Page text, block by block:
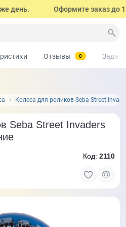
день. Оформите заказ до
Колеса для роликов Seba Street
Отзывы 0
Seba Street Invaders
Код: 2110